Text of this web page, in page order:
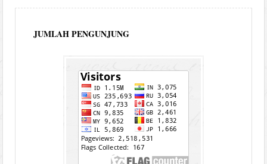
JUMLAH PENGUNJUNG